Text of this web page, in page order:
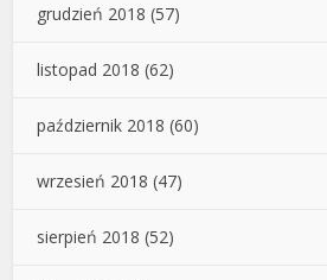
grudzień 2018 (57)
listopad 2018 (62)
październik 2018 (60)
wrzesień 2018 (47)
sierpień 2018 (52)